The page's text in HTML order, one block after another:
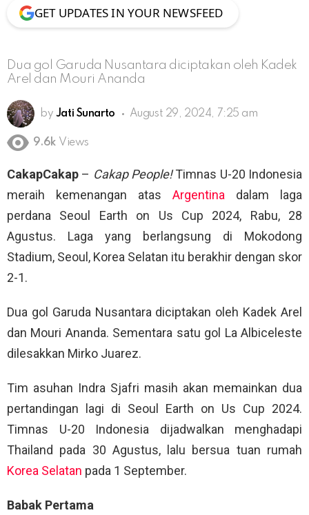
GET UPDATES IN YOUR NEWSFEED
Dua gol Garuda Nusantara diciptakan oleh Kadek
Arel dan Mouri Ananda
by Jati Sunarto August 29, 2024, 7:25 am
9.6k Views
CakapCakap – Cakap People!Timnas U-20 Indonesia
meraih kemenangan atas Argentina dalam laga
perdana Seoul Earth on Us Cup 2024, Rabu, 28
Agustus. Laga yang berlangsung di Mokodong
Stadium, Seoul, Korea Selatan itu berakhir dengan skor
2-1.
Dua gol Garuda Nusantara diciptakan oleh Kadek Arel
dan Mouri Ananda. Sementara satu gol La Albiceleste
dilesakkan Mirko Juarez.
Tim asuhan Indra Sjafri masih akan memainkan dua
pertandingan lagi di Seoul Earth on Us Cup 2024.
Timnas U-20 Indonesia dijadwalkan menghadapi
Thailand pada 30 Agustus, lalu bersua tuan rumah
Korea Selatan pada 1 September.
Babak Pertama